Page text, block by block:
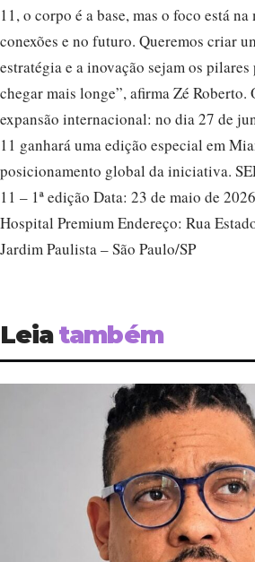
11, o corpo é a base, mas o foco está na
conexões e no futuro. Queremos criar
estratégia e a inovação sejam os
chegar mais longe”, afirma Zé
expansão internacional: no dia 27 de
11 ganhará uma edição especial em
posicionamento global da iniciativa.
11 – 1ª edição Data: 23 de maio de
Hospital Premium Endereço: Rua
Jardim Paulista – São Paulo/SP
Leiatambém